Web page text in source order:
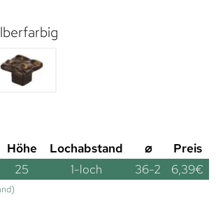
Höhe Lochabstand ⌀
Preis
25 1-loch 36-2 6,39€